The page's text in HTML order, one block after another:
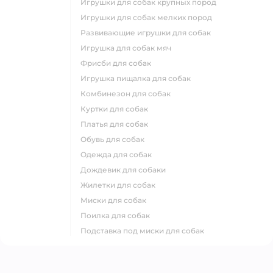
игрушки для собак крупных пород
игрушки для собак мелких пород
развивающие игрушки для собак
игрушка для собак мяч
фрисби для собак
игрушка пищалка для собак
комбинезон для собак
куртки для собак
платья для собак
обувь для собак
одежда для собак
дождевик для собаки
жилетки для собак
миски для собак
поилка для собак
подставка под миски для собак